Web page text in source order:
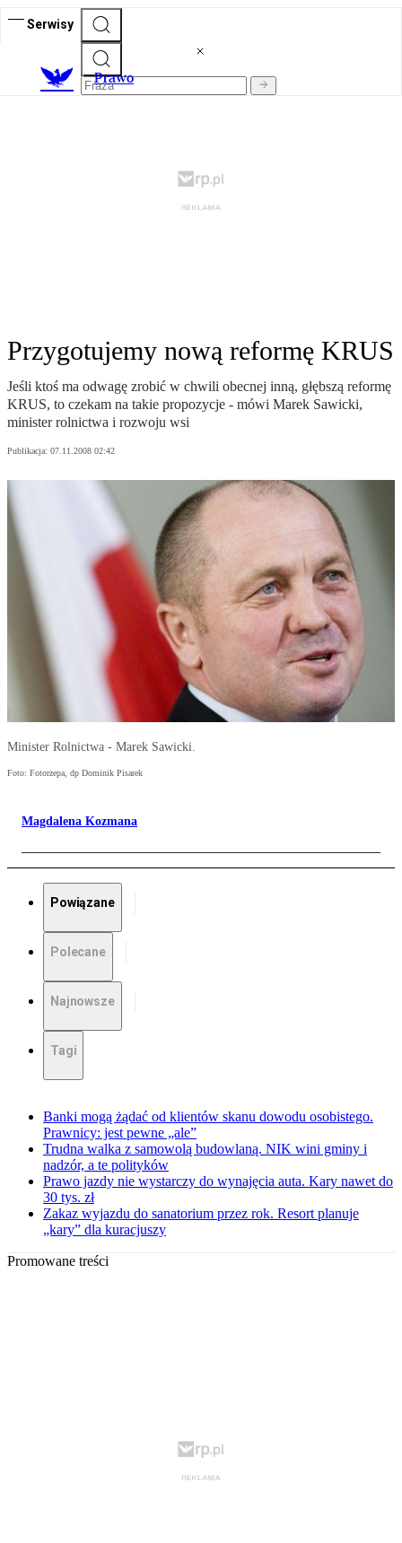
Serwisy
Prawo
Przygotujemy nową reformę KRUS
Jeśli ktoś ma odwagę zrobić w chwili obecnej inną, głębszą reformę
KRUS, to czekam na takie propozycje - mówi Marek Sawicki,
minister rolnictwa i rozwoju wsi
Publikacja: 07.11.2008 02:42
Minister Rolnictwa - Marek Sawicki.
Foto: Fotorzepa, dp Dominik Pisarek
Magdalena Kozmana
Powiązane
Polecane
Najnowsze
Tagi
Banki mogą żądać od klientów skanu dowodu osobistego.
Prawnicy: jest pewne „ale”
Trudna walka z samowolą budowlaną. NIK wini gminy i
nadzór, a te polityków
Prawo jazdy nie wystarczy do wynajęcia auta. Kary nawet do
30 tys. zł
Zakaz wyjazdu do sanatorium przez rok. Resort planuje
„kary” dla kuracjuszy
Promowane treści